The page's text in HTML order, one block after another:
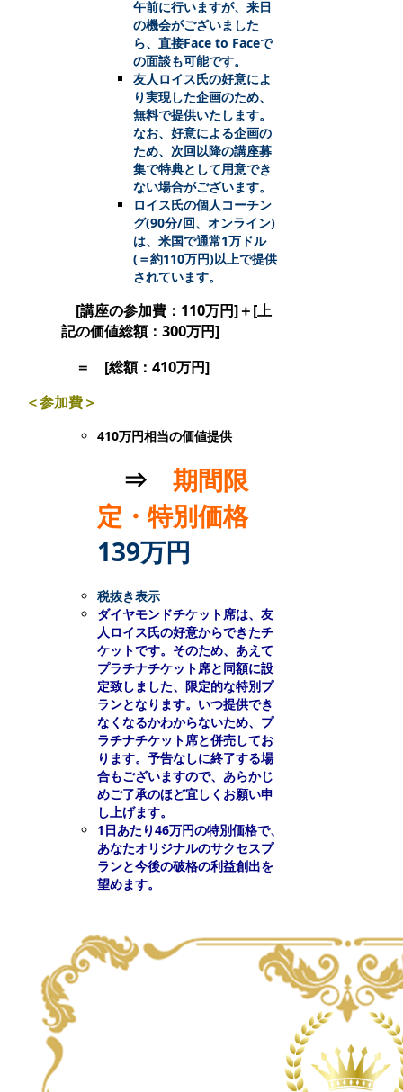
午前に行いますが、来日
の機会がございました
ら、直接Face to Faceで
の面談も可能です。
友人ロイス氏の好意によ
り実現した企画のため、
無料で提供いたします。
なお、好意による企画の
ため、次回以降の講座募
集で特典として用意でき
ない場合がございます。
ロイス氏の個人コーチン
グ(90分/回、オンライン)
は、米国で通常1万ドル
(＝約110万円)以上で提供
されています。
[講座の参加費：110万円]＋[上
記の価値総額：300万円]
＝ [総額：410万円]
＜参加費＞
410万円相当の価値提供
⇒ 期間限
定・特別価格
139万円
税抜き表示
ダイヤモンドチケット席は、友
人ロイス氏の好意からできたチ
ケットです。 そのため、あえて
プラチナチケット席と同額に設
定致しました、限定的な特別プ
ランとなります。 いつ提供でき
なくなるかわからないため、プ
ラチナチケット席と併売してお
ります。 予告なしに終了する場
合もございますので、あらかじ
めご了承のほど宜しくお願い申
し上げます。
1日あたり46万円の特別価格で、
あなたオリジナルのサクセスプ
ランと今後の破格の利益創出を
望めます。